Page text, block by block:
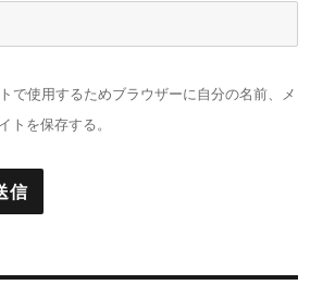
で使用するためブラウザーに自分の名前、メ
トを保存する。